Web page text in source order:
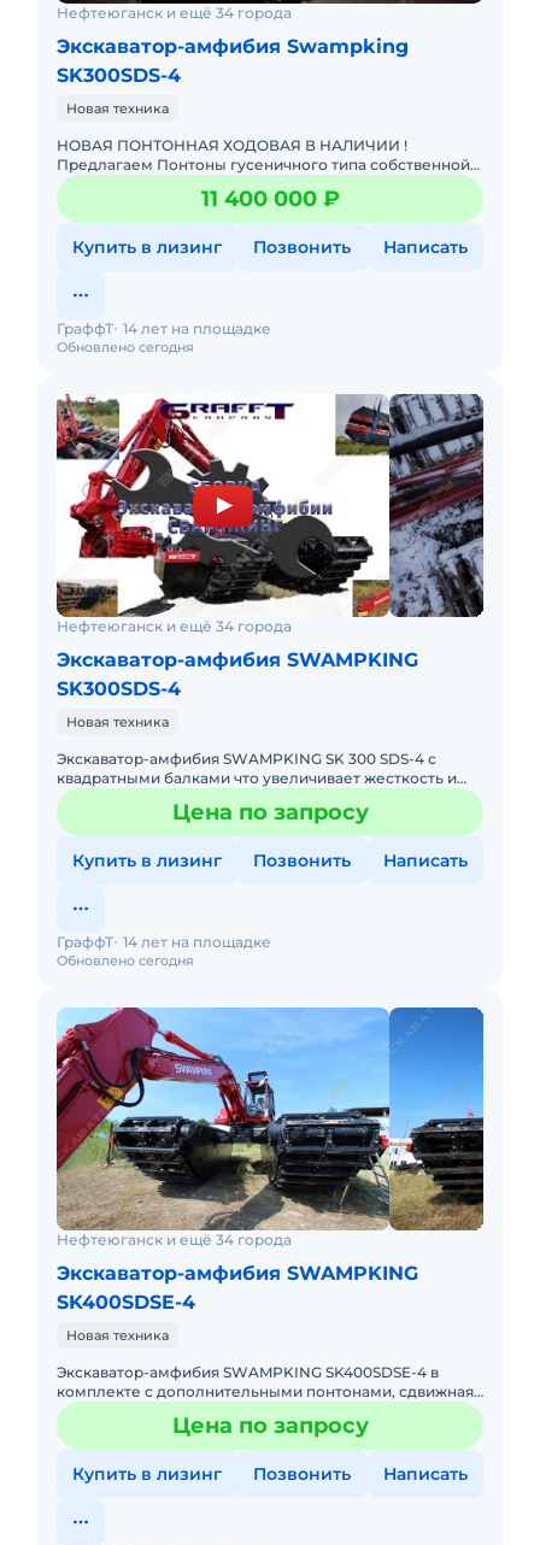
Нефтеюганск и ещё 34 города
Экскаватор-амфибия Swampking
SK300SDS-4
Новая техника
НОВАЯ ПОНТОННАЯ ХОДОВАЯ В НАЛИЧИИ !
Предлагаем Понтоны гусеничного типа собственной
разработки, модель SWAMPKING SK300SDS-4 ДЛЯ
ЭКСКАВАТОРОВ КЛАССА 19-23 ТОНН
11 400 000 ₽
Купить в лизинг Позвонить Написать
Обновлено сегодня
ГраффТ 14 лет на площадке
Нефтеюганск и ещё 34 города
Экскаватор-амфибия SWAMPKING
SK300SDS-4
Новая техника
Экскаватор-амфибия SWAMPKING SK 300 SDS-4 с
квадратными балками что увеличивает жесткость и
надежность конструкции Компания «ГраффТ» является
производителем плЦена по запросу
Купить в лизинг Позвонить Написать
Обновлено сегодня
ГраффТ 14 лет на площадке
Нефтеюганск и ещё 34 города
Экскаватор-амфибия SWAMPKING
SK400SDSE-4
Новая техника
Экскаватор-амфибия SWAMPKING SK400SDSE-4 в
комплекте с дополнительными понтонами, сдвижная
конструкция (не габарит) с квадратными балками, что
увеличивает жесткЦена по запросу
Купить в лизинг Позвонить Написать